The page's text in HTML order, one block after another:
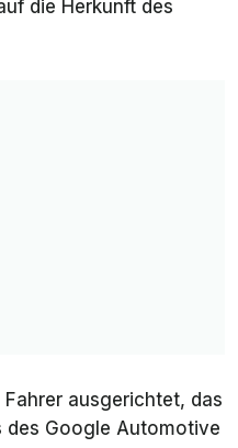
die Herkunft des
ausgerichtet, das
des Google Automotive